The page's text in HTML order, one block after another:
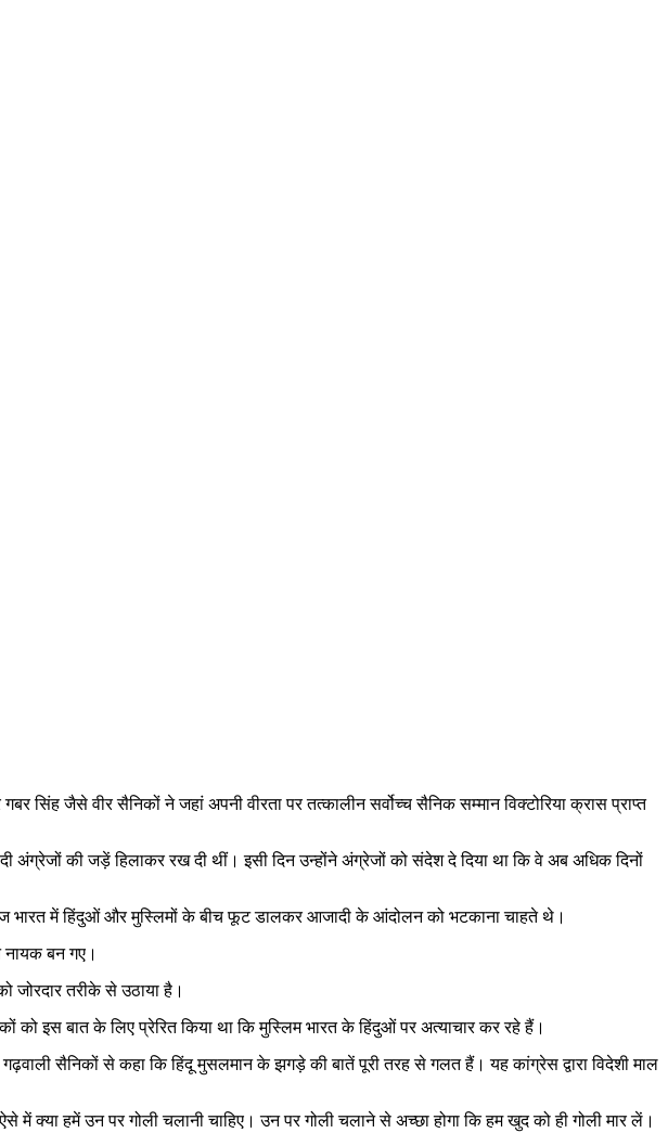
सिंह जैसे वीर सैनिकों ने जहां अपनी वीरता पर तत्कालीन सर्वोच्च सैनिक सम्मान विक्टोरिया क्रास प्राप्त
अंग्रेजों की जड़ें हिलाकर रख दी थीं। इसी दिन उन्होंने अंग्रेजों को संदेश दे दिया था कि वे अब अधिक दिनों
भारत में हिंदुओं और मुस्लिमों के बीच फूट डालकर आजादी के आंदोलन को भटकाना चाहते थे।
नायक बन गए।
जोरदार तरीके से उठाया है।
को इस बात के लिए प्रेरित किया था कि मुस्लिम भारत के हिंदुओं पर अत्याचार कर रहे हैं।
सैनिकों से कहा कि हिंदू मुसलमान के झगड़े की बातें पूरी तरह से गलत हैं। यह कांग्रेस द्वारा विदेशी माल
हमें उन पर गोली चलानी चाहिए। उन पर गोली चलाने से अच्छा होगा कि हम खुद को ही गोली मार लें।